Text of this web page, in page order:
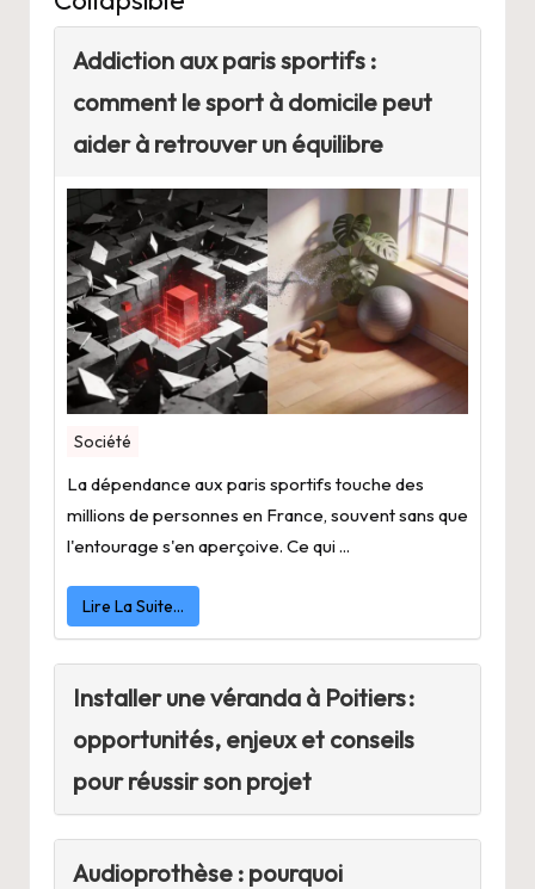
Addiction aux paris sportifs :
comment le sport à domicile peut
aider à retrouver un équilibre
Société
La dépendance aux paris sportifs touche des
millions de personnes en France, souvent sans que
l'entourage s'en aperçoive. Ce qui ...
Lire La Suite…
Installer une véranda à Poitiers :
opportunités, enjeux et conseils
pour réussir son projet
Audioprothèse : pourquoi